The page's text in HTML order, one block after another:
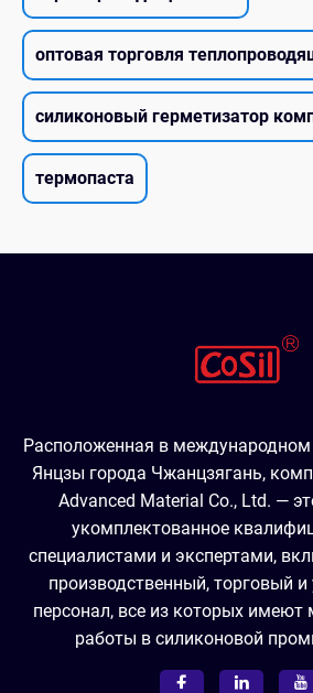
оптовая торговля
силиконовый герметизатор
термопаста
Расположенная в
Янцзы города Чжанцзягань,
Advanced Material Co., Ltd. —
укомплектованное
специалистами и экспертами,
производственный, торговый и
персонал, все из которых имеют
работы в силиконовой